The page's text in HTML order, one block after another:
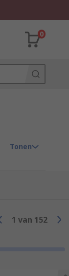
0
Tonen
1 van 152